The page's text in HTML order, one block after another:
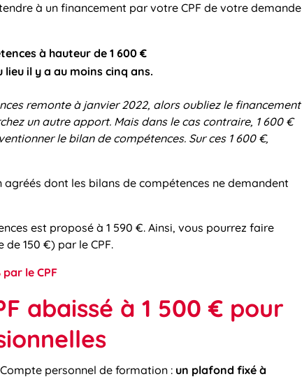
à un financement par votre CPF de votre demande
à hauteur de 1 600 €
il y a au moins cinq ans.
remonte à janvier 2022, alors oubliez le financement
un autre apport. Mais dans le cas contraire, 1 600 €
le bilan de compétences. Sur ces 1 600 €,
dont les bilans de compétences ne demandent
est proposé à 1 590 €. Ainsi, vous pourrez faire
150 €) par le CPF.
le CPF
abaissé à 1 500 € pour
personnel de formation : un plafond fixé à